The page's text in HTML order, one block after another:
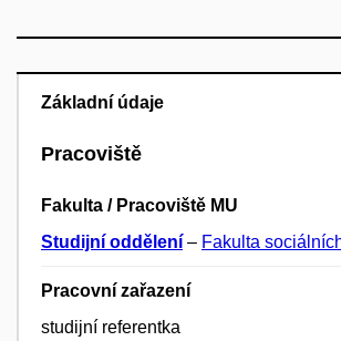
Základní údaje
Pracoviště
Fakulta / Pracoviště MU
Studijní oddělení – Fakulta
Pracovní zařazení
studijní referentka